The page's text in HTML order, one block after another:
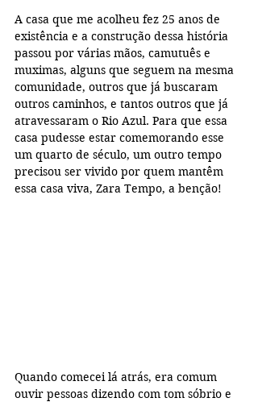
A casa que me acolheu fez 25 anos de
existência e a construção dessa história
passou por várias mãos, camutuês e
muximas, alguns que seguem na mesma
comunidade, outros que já buscaram
outros caminhos, e tantos outros que já
atravessaram o Rio Azul. Para que essa
casa pudesse estar comemorando esse
um quarto de século, um outro tempo
precisou ser vivido por quem mantêm
essa casa viva, Zara Tempo, a benção!
Quando comecei lá atrás, era comum
ouvir pessoas dizendo com tom sóbrio e